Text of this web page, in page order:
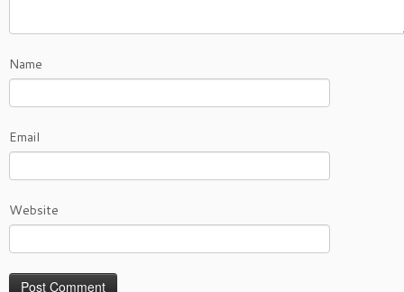
Name
Email
Website